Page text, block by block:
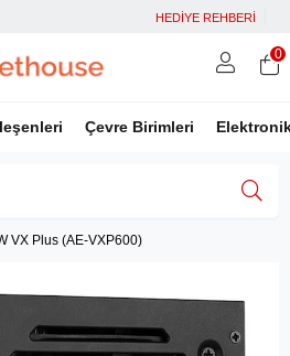
HEDİYE REHBERİ
Çevre Birimleri
Facebook İle Bağlan
Google İle Bağlan
0
VX Plus (AE-VXP600)